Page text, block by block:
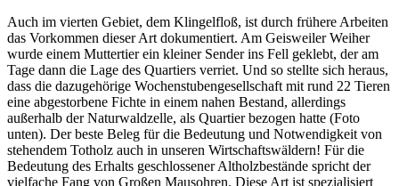
Auch im vierten Gebiet, dem Klingelfloß, ist durch frühere Arbeiten
das Vorkommen dieser Art dokumentiert. Am Geisweiler Weiher
wurde einem Muttertier ein kleiner Sender ins Fell geklebt, der am
Tage dann die Lage des Quartiers verriet. Und so stellte sich heraus,
dass die dazugehörige Wochenstubengesellschaft mit rund 22 Tieren
eine abgestorbene Fichte in einem nahen Bestand, allerdings
außerhalb der Naturwaldzelle, als Quartier bezogen hatte (Foto
unten). Der beste Beleg für die Bedeutung und Notwendigkeit von
stehendem Totholz auch in unseren Wirtschaftswäldern! Für die
Bedeutung des Erhalts geschlossener Altholzbestände spricht der
vielfache Fang von Großen Mausohren. Diese Art ist spezialisiert